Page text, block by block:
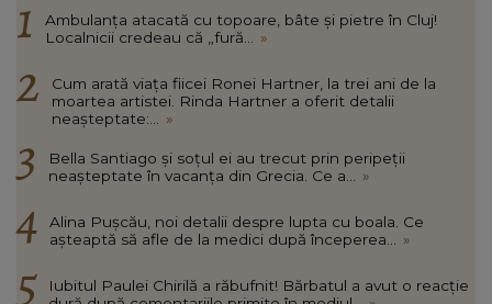
Ambulanța atacată cu topoare, bâte și pietre în Cluj!
Localnicii credeau că „fură...
»
Cum arată viața fiicei Ronei Hartner, la trei ani de la
moartea artistei. Rinda Hartner a oferit detalii
neașteptate:...
»
Bella Santiago și soțul ei au trecut prin peripeții
neașteptate în vacanța din Grecia. Ce a...
»
Alina Pușcău, noi detalii despre lupta cu boala. Ce
așteaptă să afle de la medici după începerea...
»
Iubitul Paulei Chirilă a răbufnit! Bărbatul a avut o reacție